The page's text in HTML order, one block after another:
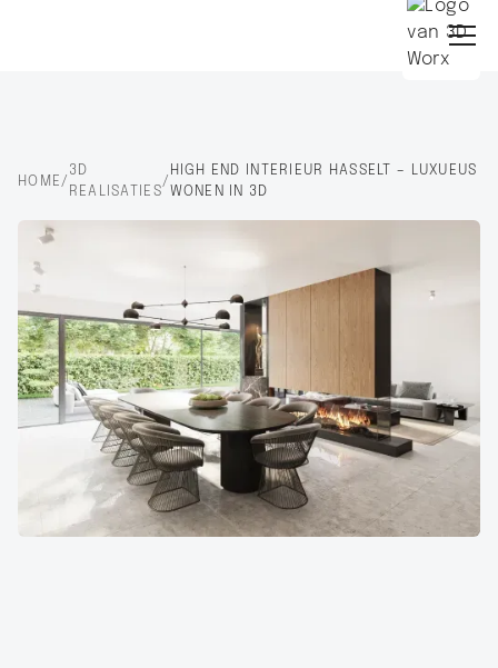
HOME /
3D
REALISATIES
/
HIGH END INTERIEUR HASSELT – LUXUEUS
WONEN IN 3D